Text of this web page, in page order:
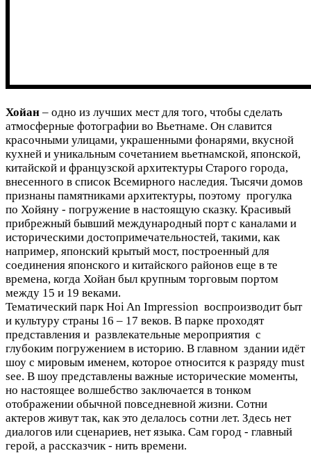
Хойан – одно из лучших мест для того, чтобы сделать
атмосферные фотографии во Вьетнаме. Он славится
красочными улицами, украшенными фонарями, вкусной
кухней и уникальным сочетанием вьетнамской, японской,
китайской и французской архитектуры Старого города,
внесенного в список Всемирного наследия. Тысячи домов
признаны памятниками архитектуры, поэтому прогулка
по Хойяну - погружение в настоящую сказку. Красивый
прибрежный бывший международный порт с каналами и
историческими достопримечательностей, такими, как
например, японский крытый мост, построенный для
соединения японского и китайского районов еще в те
времена, когда Хойан был крупным торговым портом
между 15 и 19 веками.
Тематический парк Hoi An Impression воспроизводит быт
и культуру страны 16 – 17 веков. В парке проходят
представления и развлекательные мероприятия с
глубоким погружением в историю. В главном здании идёт
шоу с мировым именем, которое относится к разряду must
see. В шоу представлены важные исторические моменты,
но настоящее волшебство заключается в тонком
отображении обычной повседневной жизни. Сотни
актеров живут так, как это делалось сотни лет. Здесь нет
диалогов или сценариев, нет языка. Сам город - главный
герой, а рассказчик - нить времени.